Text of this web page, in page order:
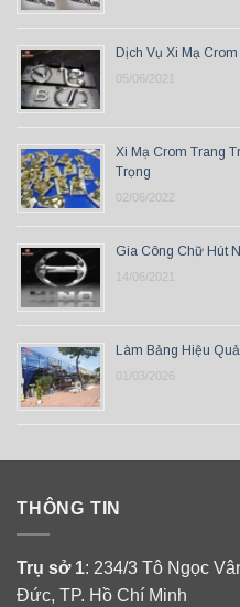
Dịch Vụ Xi Mạ
05/06/2021
Xi Mạ Crom Trang
Trọng
02/06/2022
Gia Công Chữ Hút
14/06/2021
Làm Bảng Hiệu
01/03/2026
THÔNG TIN
Trụ sở 1: 234/3 Tô Ngọc
Đức, TP. Hồ Chí Minh